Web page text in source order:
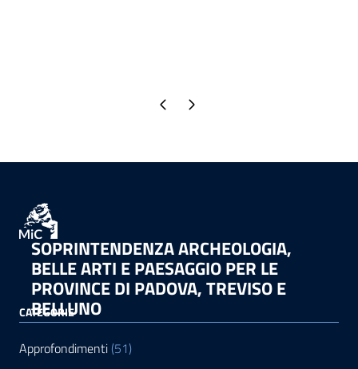
Pagina precedente
Pagina successiva
SOPRINTENDENZA ARCHEOLOGIA,
BELLE ARTI E PAESAGGIO PER LE
PROVINCE DI PADOVA, TREVISO E
BELLUNO
CATEGORIE
Approfondimenti (51)